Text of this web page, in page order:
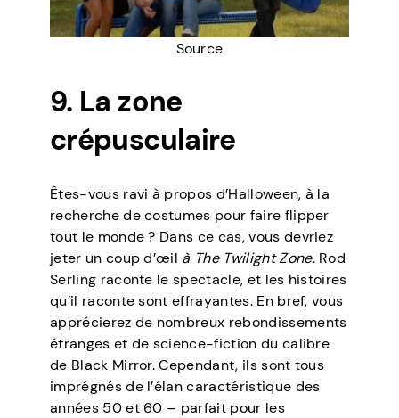
Source
9. La zone
crépusculaire
Êtes-vous ravi à propos d’Halloween, à la
recherche de costumes pour faire flipper
tout le monde ? Dans ce cas, vous devriez
jeter un coup d’œil à The Twilight Zone. Rod
Serling raconte le spectacle, et les histoires
qu’il raconte sont effrayantes. En bref, vous
apprécierez de nombreux rebondissements
étranges et de science-fiction du calibre
de Black Mirror. Cependant, ils sont tous
imprégnés de l’élan caractéristique des
années 50 et 60 – parfait pour les